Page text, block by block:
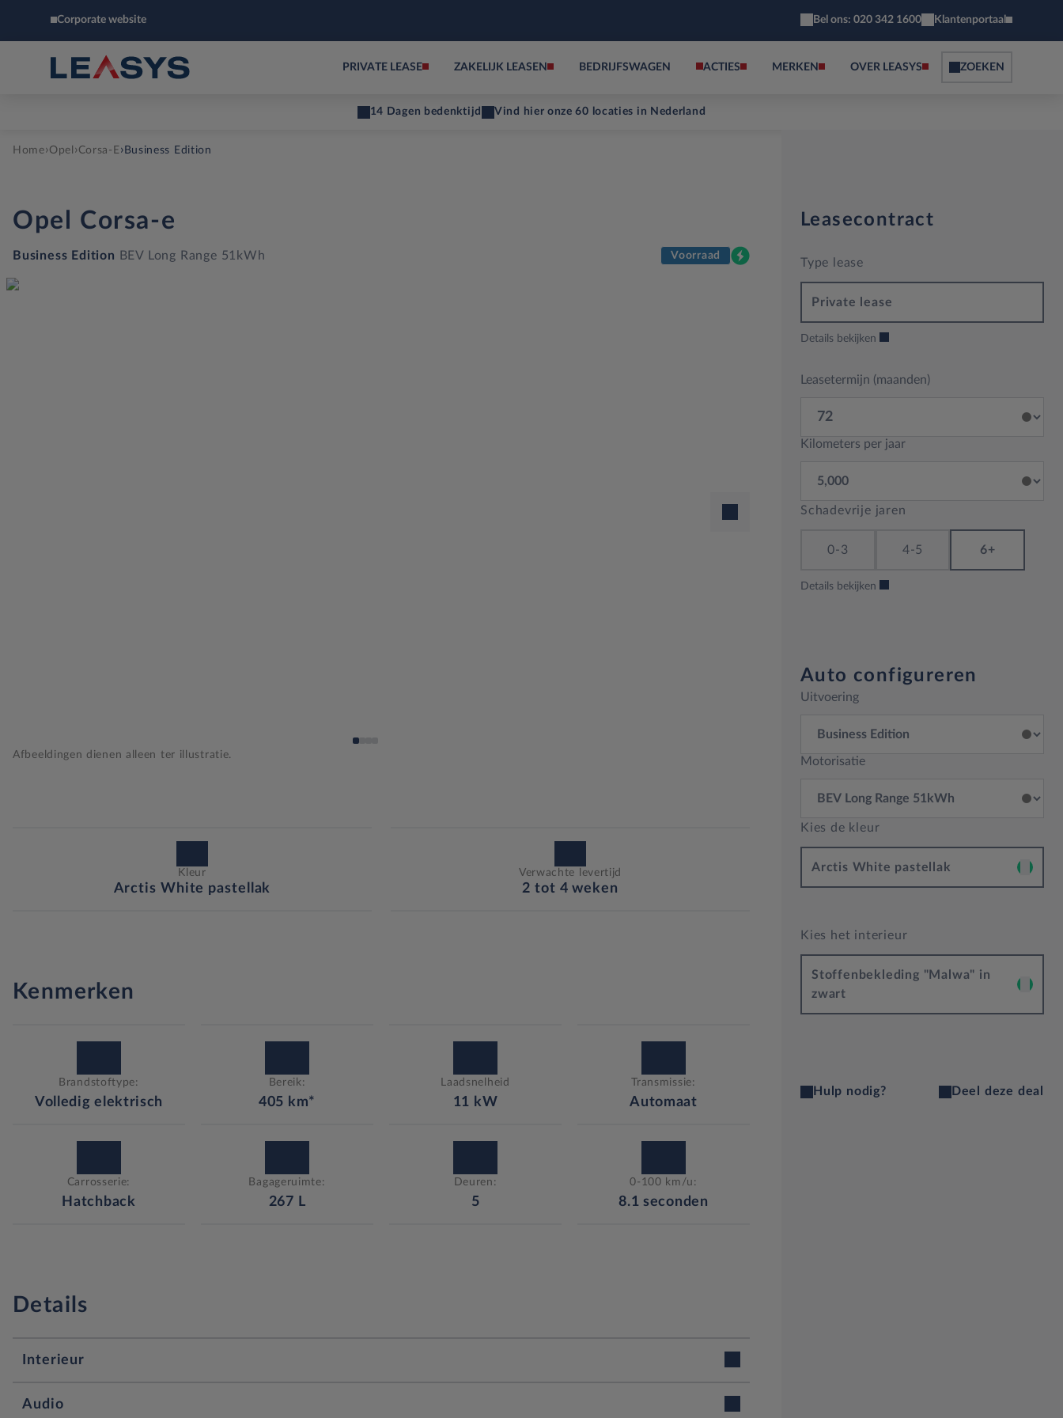
Corporate website Bel ons: 020 342 1600 Klantenportaal
PRIVATE LEASE ZAKELIJK LEASEN BEDRIJFSWAGEN ACTIES MERKEN OVER LEASYS ZOEKEN
14 Dagen bedenktijd Vind hier onze 60 locaties in Nederland
Home›Opel ›Corsa-E› Business Edition
Opel Corsa-e
Business Edition BEV Long Range 51kWh Voorraad
Afbeeldingen dienen alleen ter illustratie.
Kleur
Arctis White pastellak
Verwachte levertijd
2 tot 4 weken
Kenmerken
Brandstoftype:
Volledig elektrisch
Bereik:
405 km*
Laadsnelheid
11 kW
Transmissie:
Automaat
Carrosserie:
Hatchback
Bagageruimte:
267 L
Deuren:
5
0-100 km/u:
8.1 seconden
Details
Interieur
12v stopcontact voorin
Audio
Leasecontract
Type lease
Private lease
Details bekijken
Leasetermijn (maanden)
Kilometers per jaar
Schadevrije jaren
0-3 4-5 6+
Details bekijken
Auto configureren
Uitvoering
Motorisatie
Kies de kleur
Arctis White pastellak
Kies het interieur
Stoffenbekleding "Malwa" in
zwart
Hulp nodig? Deel deze deal